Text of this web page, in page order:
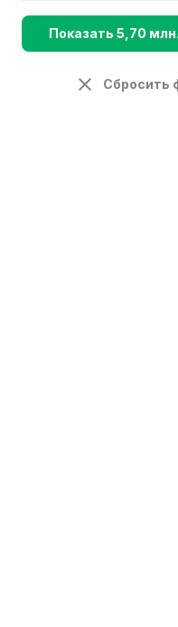
Показать 5,70
Сбросить